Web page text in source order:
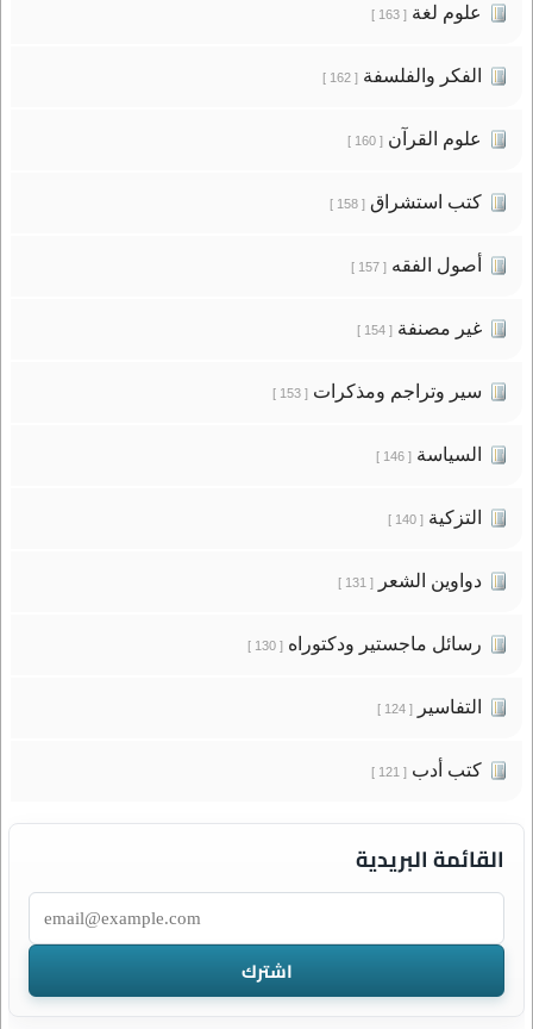
علوم لغة[ 163 ]
الفكر والفلسفة[ 162 ]
علوم القرآن[ 160 ]
كتب استشراق[ 158 ]
أصول الفقه[ 157 ]
غير مصنفة[ 154 ]
سير وتراجم ومذكرات[ 153 ]
السياسة[ 146 ]
التزكية[ 140 ]
دواوين الشعر[ 131 ]
رسائل ماجستير ودكتوراه[ 130 ]
التفاسير[ 124 ]
كتب أدب[ 121 ]
القائمة البريدية